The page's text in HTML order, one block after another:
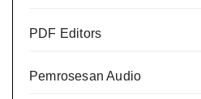
PDF Editors
Pemrosesan Audio